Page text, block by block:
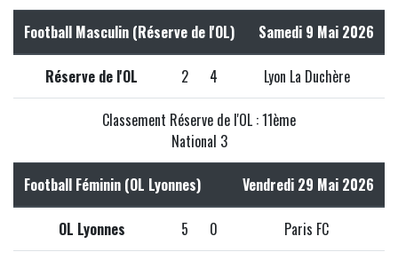
Football Masculin (Réserve de l'OL) Samedi 9 Mai 2026
Réserve de l'OL 2 4 Lyon La Duchère
Classement Réserve de l'OL : 11ème
National 3
Football Féminin (OL Lyonnes) Vendredi 29 Mai 2026
OL Lyonnes 5 0 Paris FC